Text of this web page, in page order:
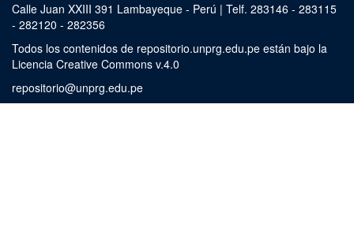
Calle Juan XXIII 391 Lambayeque - Perú | Telf. 283146 - 283115
- 282120 - 282356
Todos los contenidos de repositorio.unprg.edu.pe están bajo la
Licencia Creative Commons v.4.0
repositorio@unprg.edu.pe